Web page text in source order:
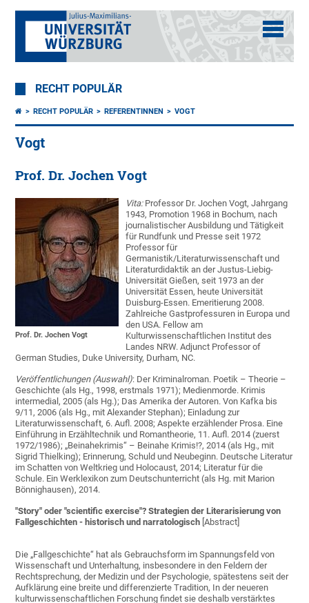
RECHT POPULÄR
RECHT POPULÄR REFERENTINNEN VOGT
Vogt
Prof. Dr. Jochen Vogt
Prof. Dr. Jochen Vogt
Vita: Professor Dr. Jochen Vogt, Jahrgang
1943, Promotion 1968 in Bochum, nach
journalistischer Ausbildung und Tätigkeit
für Rundfunk und Presse seit 1972
Professor für
Germanistik/Literaturwissenschaft und
Literaturdidaktik an der Justus-Liebig-
Universität Gießen, seit 1973 an der
Universität Essen, heute Universität
Duisburg-Essen. Emeritierung 2008.
Zahlreiche Gastprofessuren in Europa und
den USA. Fellow am
Kulturwissenschaftlichen Institut des
Landes NRW. Adjunct Professor of
German Studies, Duke University, Durham, NC.
Veröffentlichungen (Auswahl): Der Kriminalroman. Poetik – Theorie –
Geschichte (als Hg., 1998, erstmals 1971); Medienmorde. Krimis
intermedial, 2005 (als Hg.); Das Amerika der Autoren. Von Kafka bis
9/11, 2006 (als Hg., mit Alexander Stephan); Einladung zur
Literaturwissenschaft, 6. Aufl. 2008; Aspekte erzählender Prosa. Eine
Einführung in Erzähltechnik und Romantheorie, 11. Aufl. 2014 (zuerst
1972/1986); „Beinahekrimis“ – Beinahe Krimis!?, 2014 (als Hg., mit
Sigrid Thielking); Erinnerung, Schuld und Neubeginn. Deutsche Literatur
im Schatten von Weltkrieg und Holocaust, 2014; Literatur für die
Schule. Ein Werklexikon zum Deutschunterricht (als Hg. mit Marion
Bönnighausen), 2014.
"Story" oder "scientific exercise"? Strategien der Literarisierung von
Fallgeschichten - historisch und narratologisch [Abstract]
Die „Fallgeschichte“ hat als Gebrauchsform im Spannungsfeld von
Wissenschaft und Unterhaltung, insbesondere in den Feldern der
Rechtsprechung, der Medizin und der Psychologie, spätestens seit der
Aufklärung eine breite und differenzierte Tradition, In der neueren
kulturwissenschaftlichen Forschung findet sie deshalb verstärktes